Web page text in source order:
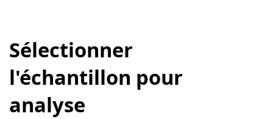
Sélectionner
l'échantillon pour
analyse